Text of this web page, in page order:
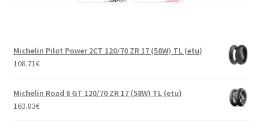
Michelin Pilot Power 2CT 120/70 ZR 17 (58W) TL (etu)
108.71€
Michelin Road 6 GT 120/70 ZR 17 (58W) TL (etu)
163.83€